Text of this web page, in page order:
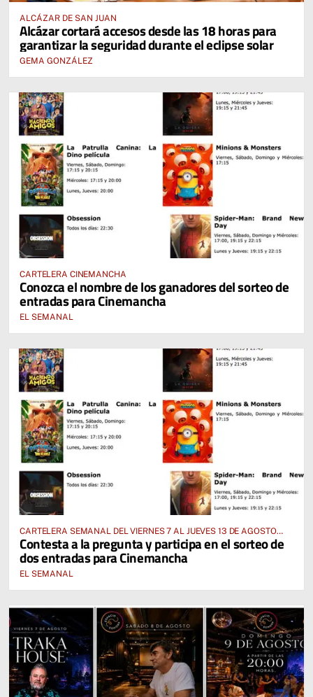
ALCÁZAR DE SAN JUAN
Alcázar cortará accesos desde las 18 horas para
garantizar la seguridad durante el eclipse solar
GEMA GONZÁLEZ
CARTELERA CINEMANCHA
Conozca el nombre de los ganadores del sorteo de
entradas para Cinemancha
EL SEMANAL
CARTELERA SEMANAL DEL VIERNES 7 AL JUEVES 13 DE AGOSTO
2026
Contesta a la pregunta y participa en el sorteo de
dos entradas para Cinemancha
EL SEMANAL